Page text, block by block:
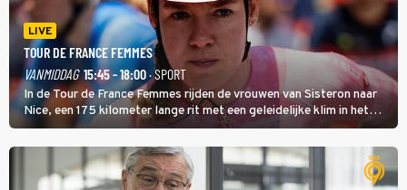
LIVE
TOUR DE FRANCE FEMMES
VANMIDDAG 15:45 - 18:00· SPORT
In de Tour de France Femmes rijden de vrouwen van Sisteron naar
Nice, een 175 kilometer lange rit met een geleidelijke klim in het
midden. Dat is mogelijk niet de zwaarste hindernis, dat is de
temperatuur. Het kan in Nice namelijk bloedheet worden.